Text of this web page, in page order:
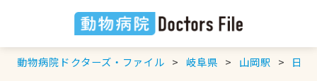
動物病院ドクターズ・ファイル 岐阜県 山岡駅 日本